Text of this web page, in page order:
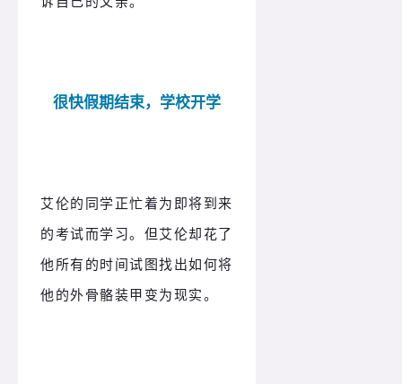
很快假期结束，学校开学
艾伦的同学正忙着为即将到来
的考试而学习。但艾伦却花了
他所有的时间试图找出如何将
他的外骨骼装甲变为现实。